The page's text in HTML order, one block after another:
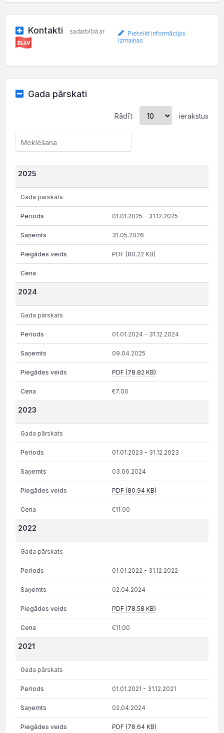
Kontakti sadarbībā ar
Pieteikt informācijas
izmaiņas
Gada pārskati
Rādīt ierakstus
2025
Gada pārskats
01.01.2025 - 31.12.2025
31.05.2026
PDF (80.22 KB)
2024
Gada pārskats
01.01.2024 - 31.12.2024
09.04.2025
PDF (78.82 KB)
€7.00
2023
Gada pārskats
01.01.2023 - 31.12.2023
03.06.2024
PDF (80.94 KB)
€11.00
2022
Gada pārskats
01.01.2022 - 31.12.2022
02.04.2024
PDF (78.58 KB)
€11.00
2021
Gada pārskats
01.01.2021 - 31.12.2021
02.04.2024
PDF (78.64 KB)